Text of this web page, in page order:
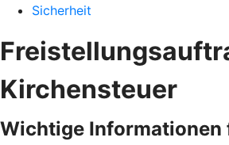
Sicherheit
Kirchensteuer
Wichtige Informationen